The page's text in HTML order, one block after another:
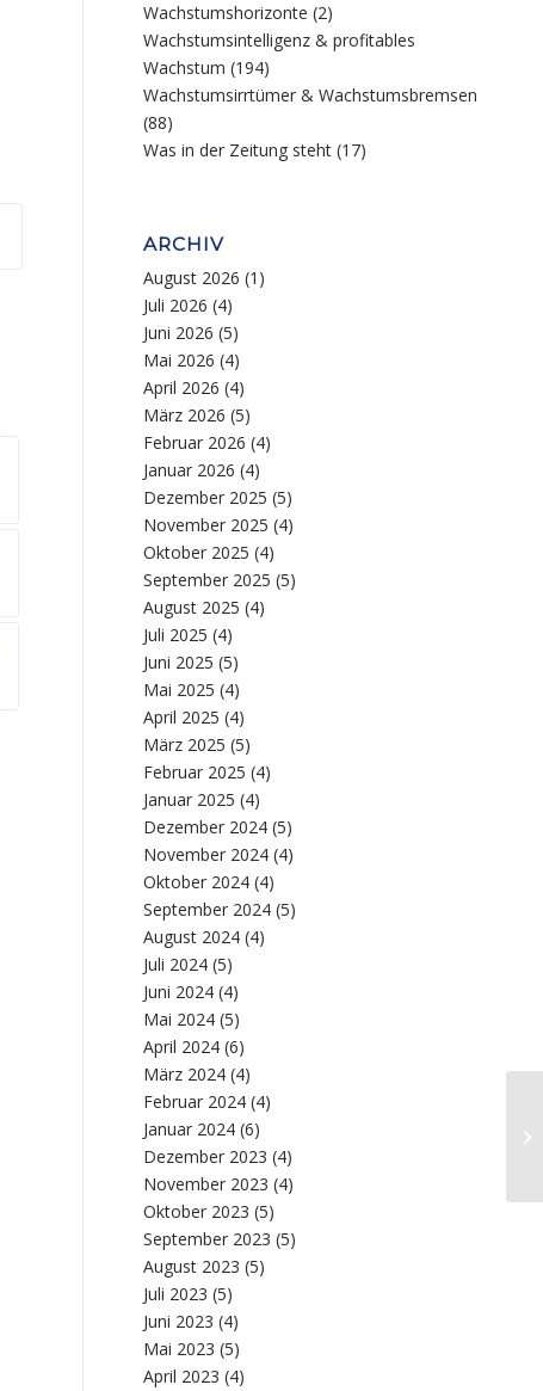
Wachstumshorizonte (2)
Wachstumsintelligenz & profitables
Wachstum (194)
Wachstumsirrtümer & Wachstumsbremsen
(88)
Was in der Zeitung steht (17)
ARCHIV
August 2026 (1)
Juli 2026 (4)
Juni 2026 (5)
Mai 2026 (4)
April 2026 (4)
März 2026 (5)
Februar 2026 (4)
Januar 2026 (4)
Dezember 2025 (5)
November 2025 (4)
Oktober 2025 (4)
September 2025 (5)
August 2025 (4)
Juli 2025 (4)
Juni 2025 (5)
Mai 2025 (4)
April 2025 (4)
März 2025 (5)
Februar 2025 (4)
Januar 2025 (4)
Dezember 2024 (5)
November 2024 (4)
Oktober 2024 (4)
September 2024 (5)
August 2024 (4)
Juli 2024 (5)
Juni 2024 (4)
Mai 2024 (5)
April 2024 (6)
März 2024 (4)
Februar 2024 (4)
Januar 2024 (6)
Dezember 2023 (4)
November 2023 (4)
Oktober 2023 (5)
September 2023 (5)
August 2023 (5)
Juli 2023 (5)
Juni 2023 (4)
Mai 2023 (5)
April 2023 (4)